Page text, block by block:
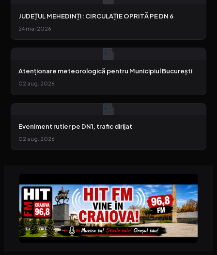
JUDEȚUL MEHEDINȚI: CIRCULAȚIE OPRITĂ PE DN 6
24 mai 2026
Atenționare meteorologică pentru Municipiul București
02 aug. 2026
Eveniment rutier pe DN1, trafic dirijat
02 aug. 2026